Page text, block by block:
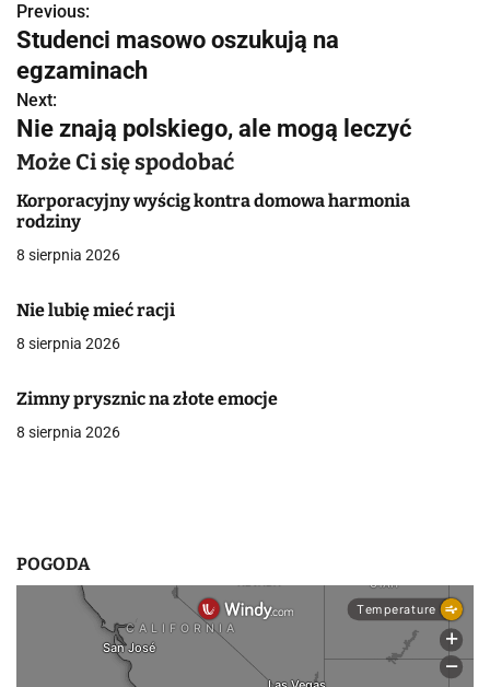
N
a
w
i
a
c
j
a
w
p
u
Previous:
Studenci masowo oszukują na
egzaminach
Next:
Nie znają polskiego, ale mogą leczyć
Może Ci się spodobać
Korporacyjny wyścig kontra domowa harmonia
rodziny
8 sierpnia 2026
Nie lubię mieć racji
8 sierpnia 2026
Zimny prysznic na złote emocje
8 sierpnia 2026
POGODA